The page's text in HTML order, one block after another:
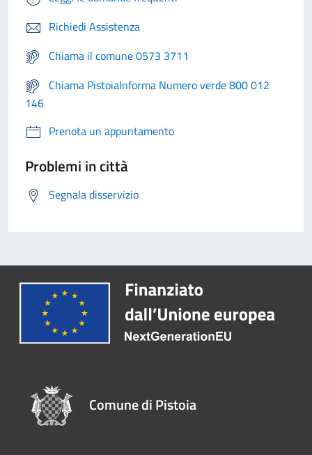
Richiedi Assistenza
Chiama il comune 0573 3711
Chiama PistoiaInforma Numero verde 800 012
146
Prenota un appuntamento
Problemi in città
Segnala disservizio
Comune di Pistoia